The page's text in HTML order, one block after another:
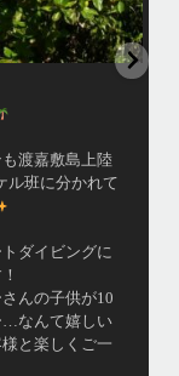
渡嘉敷島上陸
ル班に分かれて
ダイビングに
んの子供が10
…なんて嬉しい
と楽しくご一